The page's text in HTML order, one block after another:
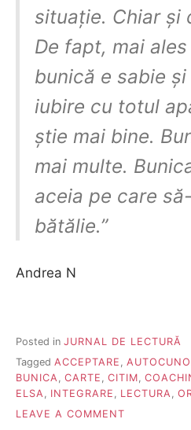
situație. Chiar și
De fapt, mai
bunică e sabie
iubire cu totul
știe mai bine.
mai multe.
aceia pe care
bătălie.”
Andrea N
Posted in JURNAL DE LECTURĂ
Tagged ACCEPTARE
BUNICA
CARTE CITIM
ELSA
INTEGRARE LECTURA
LEAVE A COMMENT